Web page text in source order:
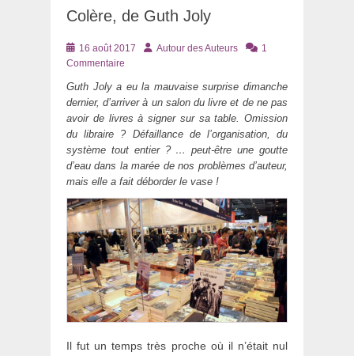
Colère, de Guth Joly
Posté
le
16 août 2017 AuteurAutour des Auteurs
1
Commentaire
Guth Joly a eu la mauvaise surprise dimanche
dernier, d’arriver à un salon du livre et de ne pas
avoir de livres à signer sur sa table. Omission
du libraire ? Défaillance de l’organisation, du
système tout entier ? … peut-être une goutte
d’eau dans la marée de nos problèmes d’auteur,
mais elle a fait déborder le vase !
Il fut un temps très proche où il n’était nul